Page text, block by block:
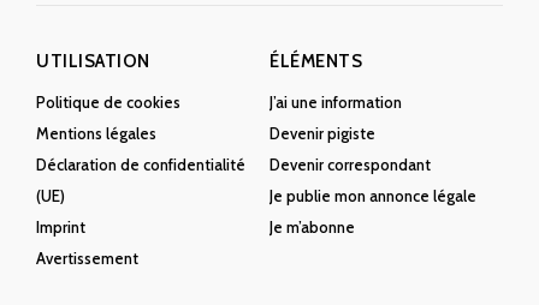
UTILISATION
Politique de cookies
Mentions légales
Déclaration de confidentialité
(UE)
Imprint
Avertissement
ÉLÉMENTS
J’ai une information
Devenir pigiste
Devenir correspondant
Je publie mon annonce légale
Je m’abonne